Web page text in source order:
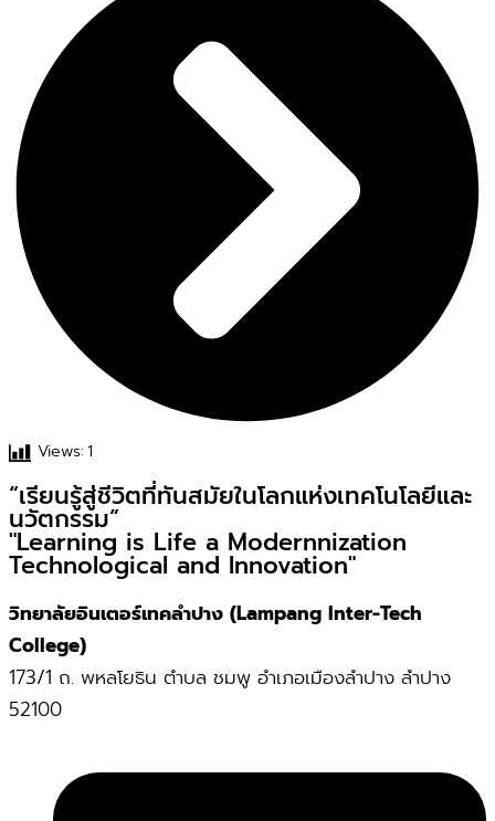
Views:1
“เรียนรู้สู่ชีวิตที่ทันสมัยในโลกแห่งเทคโนโลยีและ
นวัตกรรม”
"Learning is Life a Modernnization
Technological and Innovation"
วิทยาลัยอินเตอร์เทคลำปาง (Lampang Inter-Tech
College)
173/1 ถ. พหลโยธิน ตำบล ชมพู อำเภอเมืองลำปาง ลำปาง
52100